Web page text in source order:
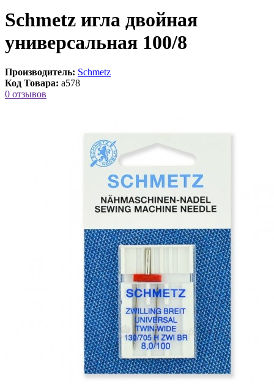
Schmetz игла двойная
универсальная 100/8
Производитель: Schmetz
Код Товара: a578
0 отзывов